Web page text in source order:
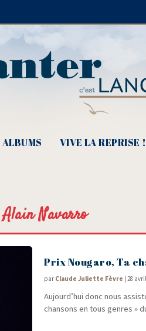
ALBUMS VIVE LA REPRISE !
Alain Navarro
Prix Nougaro, Ta
par Claude Juliette Fèvre |28
Aujourd’hui donc nous
chan­sons en tous genres »